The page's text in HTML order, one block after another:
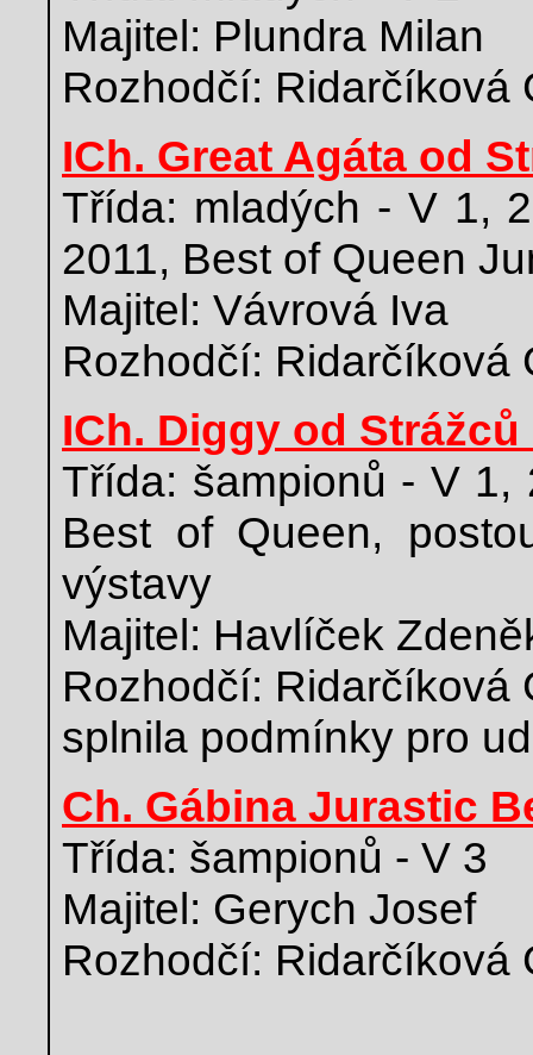
Majitel: Plundra Milan
Rozhodčí: Ridarčíková
ICh. Great Agáta od
Třída: mladých - V 1,
2011, Best of Queen
Majitel: Vávrová Iva
Rozhodčí: Ridarčíková
ICh. Diggy od Strážců
Třída: šampionů - V 1,
Best of Queen,
výstavy
Majitel: Havlíček
Rozhodčí: Ridarčíková
splnila podmínky pro
Ch. Gábina Jurastic
Třída: šampionů - V 3
Majitel: Gerych Josef
Rozhodčí: Ridarčíková